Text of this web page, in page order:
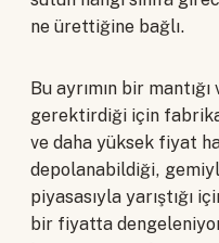
ne ürettiğine bağlı.
Bu ayrımın bir
gerektirdiği için
ve daha yüksek fiyat
depolanabildiği,
piyasasıyla yarıştığı
bir fiyatta